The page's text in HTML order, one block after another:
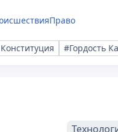
Право
#Гордость